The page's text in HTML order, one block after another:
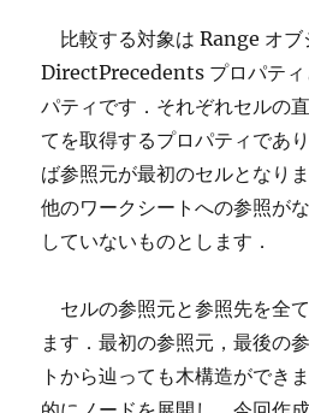
比較する対象は Range オブ
DirectPrecedents プロパテ
パティです．それぞれセルの
てを取得するプロパティであ
ば参照元が最初のセルとなり
他のワークシートへの参照が
していないものとします．
セルの参照元と参照先を全
ます．最初の参照元，最後の
トから辿っても木構造ができ